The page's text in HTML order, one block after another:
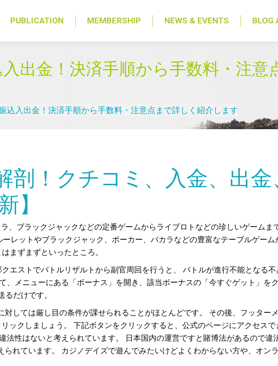
PUBLICATION MEMBERSHIP NEWS & EVENTS BLOG
出金！決済手順から手数料・注意
込入出金！決済手順から手数料・注意点まで詳しく紹介します
剖！クチコミ、入金、出
】
、ブラックジャックなどの定番ゲームからライブロトなどの珍しいゲームま
レットやブラックジャック、ポーカー、バカラなどの豊富なテーブルゲー
まずまずといったところ。
エストでバトルリザルトから副官周回を行うと、 バトルが進行不能となる不
メニューにある「ボーナス」を開き、該当ボーナスの「今すぐゲット」を
だけです。
しては厳し目の条件が課せられることがほとんどです。 その後、フッター
ックしましょう。 下記ボタンをクリックすると、公式のページにアクセス
法性はないと考えられています。 日本国内の運営ですと賭博法があるので違
れています。 カジノデイズで遊んでみたいけどよくわからない方や、オン